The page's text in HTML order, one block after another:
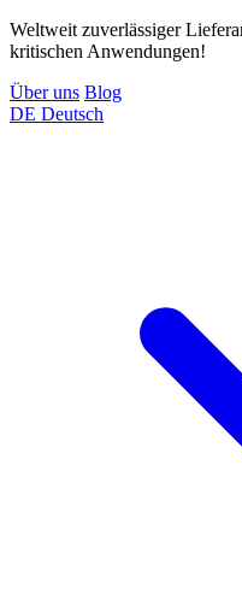
Weltweit zuverlässiger
kritischen Anwendungen!
Über uns Blog
DE Deutsch